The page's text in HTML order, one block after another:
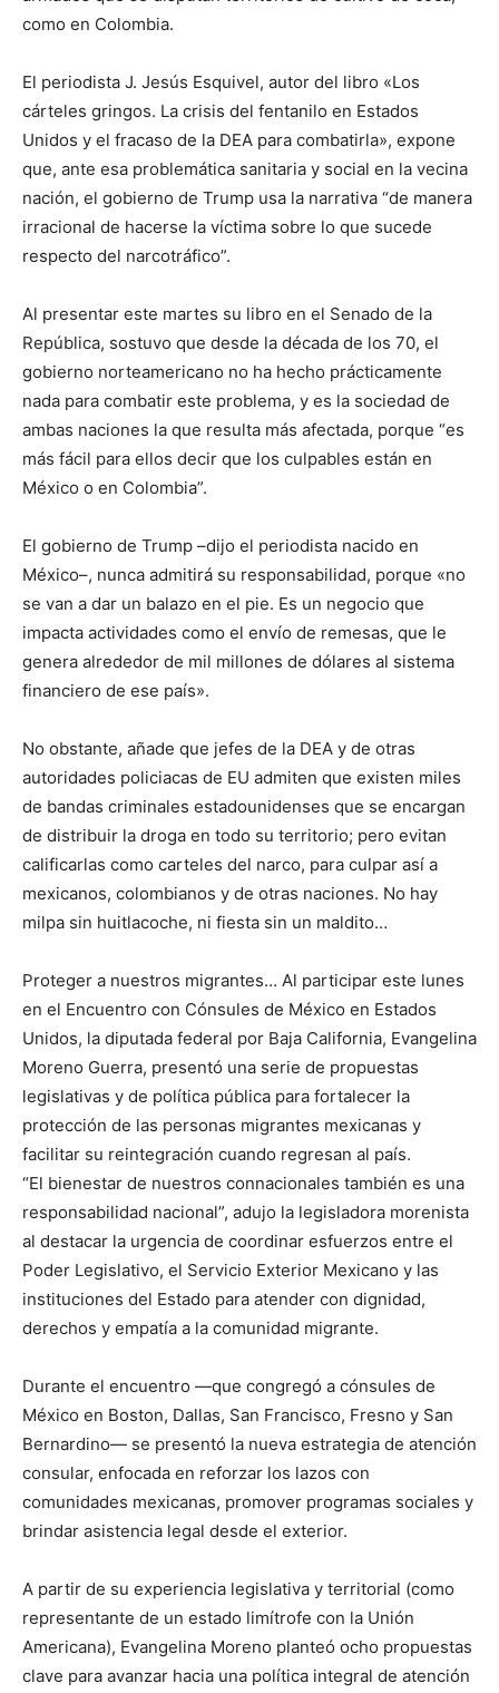
como en Colombia.
El periodista J. Jesús Esquivel, autor del libro «Los
cárteles gringos. La crisis del fentanilo en Estados
Unidos y el fracaso de la DEA para combatirla», expone
que, ante esa problemática sanitaria y social en la vecina
nación, el gobierno de Trump usa la narrativa “de manera
irracional de hacerse la víctima sobre lo que sucede
respecto del narcotráfico”.
Al presentar este martes su libro en el Senado de la
República, sostuvo que desde la década de los 70, el
gobierno norteamericano no ha hecho prácticamente
nada para combatir este problema, y es la sociedad de
ambas naciones la que resulta más afectada, porque “es
más fácil para ellos decir que los culpables están en
México o en Colombia”.
El gobierno de Trump –dijo el periodista nacido en
México–, nunca admitirá su responsabilidad, porque «no
se van a dar un balazo en el pie. Es un negocio que
impacta actividades como el envío de remesas, que le
genera alrededor de mil millones de dólares al sistema
financiero de ese país».
No obstante, añade que jefes de la DEA y de otras
autoridades policiacas de EU admiten que existen miles
de bandas criminales estadounidenses que se encargan
de distribuir la droga en todo su territorio; pero evitan
calificarlas como carteles del narco, para culpar así a
mexicanos, colombianos y de otras naciones. No hay
milpa sin huitlacoche, ni fiesta sin un maldito…
Proteger a nuestros migrantes… Al participar este lunes
en el Encuentro con Cónsules de México en Estados
Unidos, la diputada federal por Baja California, Evangelina
Moreno Guerra, presentó una serie de propuestas
legislativas y de política pública para fortalecer la
protección de las personas migrantes mexicanas y
facilitar su reintegración cuando regresan al país.
“El bienestar de nuestros connacionales también es una
responsabilidad nacional”, adujo la legisladora morenista
al destacar la urgencia de coordinar esfuerzos entre el
Poder Legislativo, el Servicio Exterior Mexicano y las
instituciones del Estado para atender con dignidad,
derechos y empatía a la comunidad migrante.
Durante el encuentro —que congregó a cónsules de
México en Boston, Dallas, San Francisco, Fresno y San
Bernardino— se presentó la nueva estrategia de atención
consular, enfocada en reforzar los lazos con
comunidades mexicanas, promover programas sociales y
brindar asistencia legal desde el exterior.
A partir de su experiencia legislativa y territorial (como
representante de un estado limítrofe con la Unión
Americana), Evangelina Moreno planteó ocho propuestas
clave para avanzar hacia una política integral de atención